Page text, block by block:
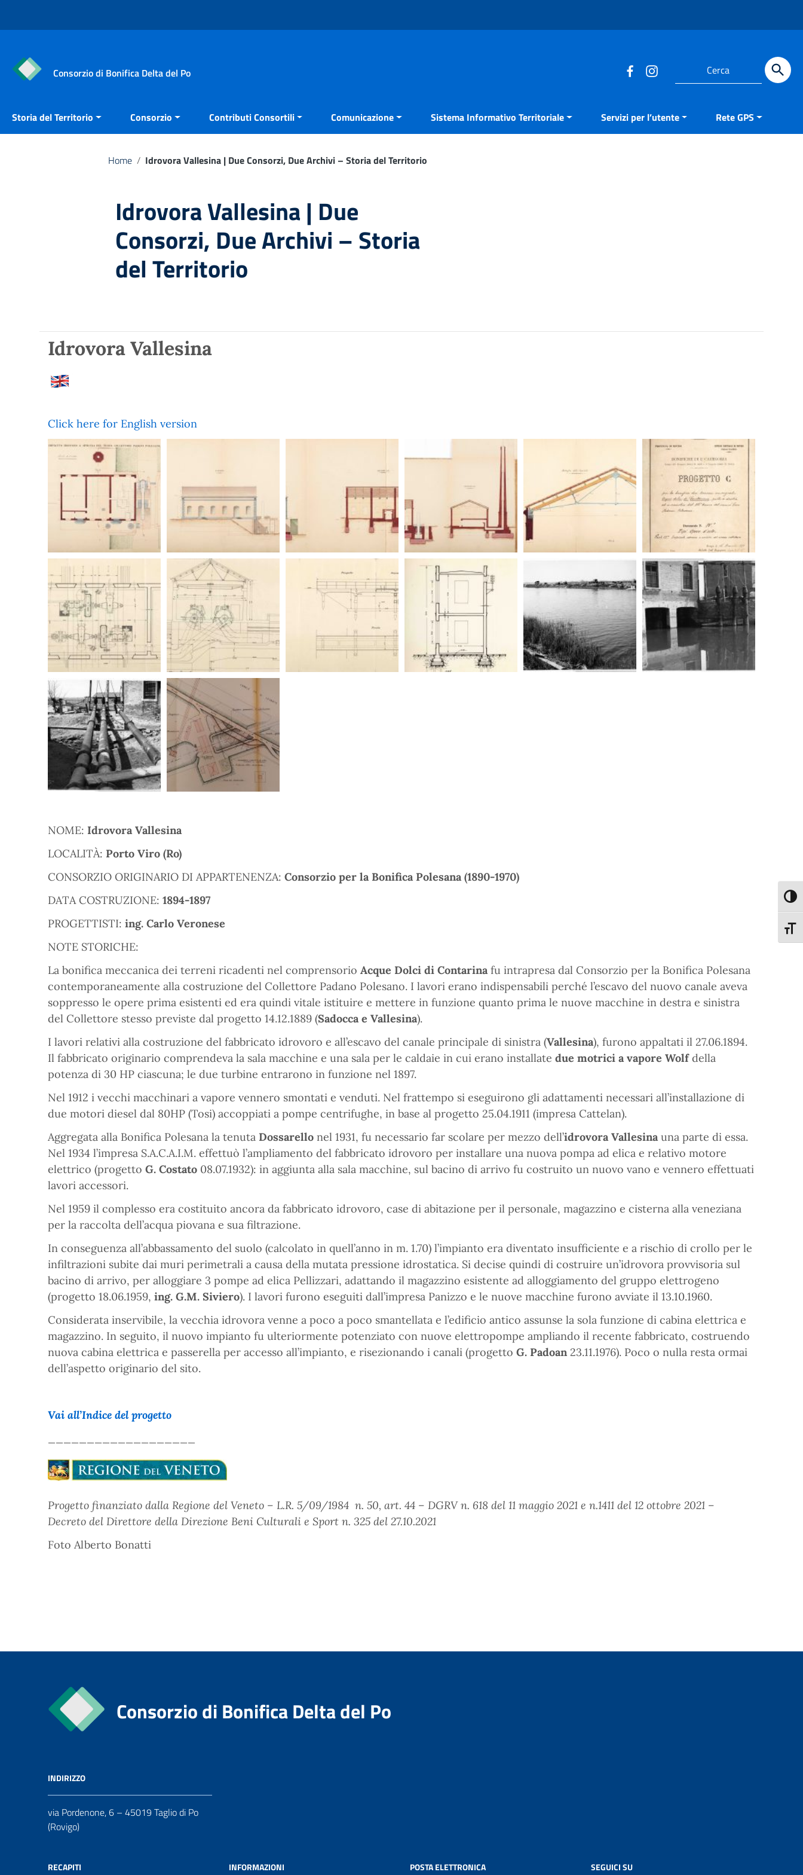
Consorzio di Bonifica Delta del Po
Cerca
Storia del Territorio Consorzio Contributi Consortili Comunicazione Sistema Informativo Territoriale Servizi per l’utente Rete GPS
Home / Idrovora Vallesina | Due Consorzi, Due Archivi – Storia del Territorio
Idrovora Vallesina | Due
Consorzi, Due Archivi – Storia
del Territorio
Idrovora Vallesina
Click here for English version
NOME: Idrovora Vallesina
LOCALITÀ: Porto Viro (Ro)
CONSORZIO ORIGINARIO DI APPARTENENZA: Consorzio per la Bonifica Polesana (1890-1970)
DATA COSTRUZIONE: 1894-1897
PROGETTISTI: ing. Carlo Veronese
NOTE STORICHE:
La bonifica meccanica dei terreni ricadenti nel comprensorio Acque Dolci di Contarinafu intrapresa dal Consorzio per la Bonifica Polesana
contemporaneamente alla costruzione del Collettore Padano Polesano. I lavori erano indispensabili perché l’escavo del nuovo canale aveva
soppresso le opere prima esistenti ed era quindi vitale istituire e mettere in funzione quanto prima le nuove macchine in destra e sinistra
del Collettore stesso previste dal progetto 14.12.1889 (Sadocca e Vallesina).
I lavori relativi alla costruzione del fabbricato idrovoro e all’escavo del canale principale di sinistra (Vallesina), furono appaltati il 27.06.1894.
Il fabbricato originario comprendeva la sala macchine e una sala per le caldaie in cui erano installate due motrici a vapore Wolfdella
potenza di 30 HP ciascuna; le due turbine entrarono in funzione nel 1897.
Nel 1912 i vecchi macchinari a vapore vennero smontati e venduti. Nel frattempo si eseguirono gli adattamenti necessari all’installazione di
due motori diesel dal 80HP (Tosi) accoppiati a pompe centrifughe, in base al progetto 25.04.1911 (impresa Cattelan).
Aggregata alla Bonifica Polesana la tenuta Dossarello nel 1931, fu necessario far scolare per mezzo dell’idrovora Vallesinauna parte di essa.
Nel 1934 l’impresa S.A.C.A.I.M. effettuò l’ampliamento del fabbricato idrovoro per installare una nuova pompa ad elica e relativo motore
elettrico (progetto G. Costato 08.07.1932): in aggiunta alla sala macchine, sul bacino di arrivo fu costruito un nuovo vano e vennero effettuati
lavori accessori.
Nel 1959 il complesso era costituito ancora da fabbricato idrovoro, case di abitazione per il personale, magazzino e cisterna alla veneziana
per la raccolta dell’acqua piovana e sua filtrazione.
In conseguenza all’abbassamento del suolo (calcolato in quell’anno in m. 1.70) l’impianto era diventato insufficiente e a rischio di crollo per le
infiltrazioni subite dai muri perimetrali a causa della mutata pressione idrostatica. Si decise quindi di costruire un’idrovora provvisoria sul
bacino di arrivo, per alloggiare 3 pompe ad elica Pellizzari, adattando il magazzino esistente ad alloggiamento del gruppo elettrogeno
(progetto 18.06.1959, ing. G.M. Siviero). I lavori furono eseguiti dall’impresa Panizzo e le nuove macchine furono avviate il 13.10.1960.
Considerata inservibile, la vecchia idrovora venne a poco a poco smantellata e l’edificio antico assunse la sola funzione di cabina elettrica e
magazzino. In seguito, il nuovo impianto fu ulteriormente potenziato con nuove elettropompe ampliando il recente fabbricato, costruendo
nuova cabina elettrica e passerella per accesso all’impianto, e risezionando i canali (progetto G. Padoan 23.11.1976). Poco o nulla resta ormai
dell’aspetto originario del sito.
Vai all’Indice del progetto
Progetto finanziato dalla Regione del Veneto – L.R. 5/09/1984 n. 50, art. 44 – DGRV n. 618 del 11 maggio 2021 e n.1411 del 12 ottobre 2021 –
Decreto del Direttore della Direzione Beni Culturali e Sport n. 325 del 27.10.2021
Foto Alberto Bonatti
Consorzio di Bonifica Delta del Po
INDIRIZZO
via Pordenone, 6 – 45019 Taglio di Po
(Rovigo)
RECAPITI INFORMAZIONI POSTA ELETTRONICA SEGUICI SU